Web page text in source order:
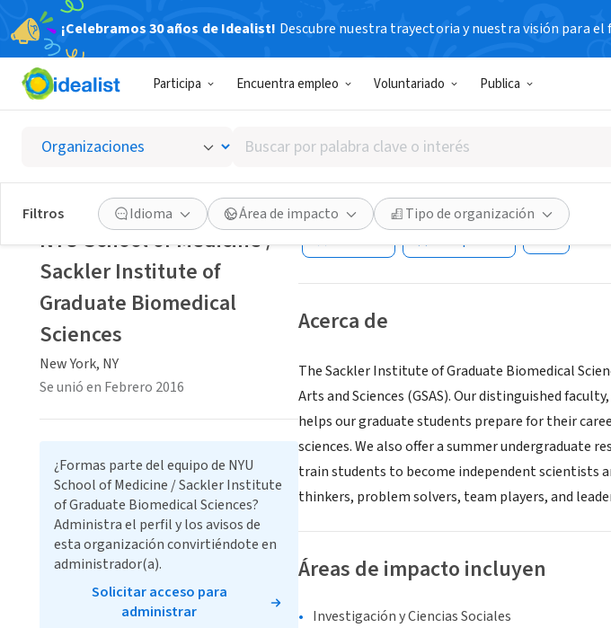
¡Celebramos 30 años de Idealist! Descubre nuestra trayectoria y nuestra visión para el
Participa Encuentra empleo Voluntariado Publica
Buscar
por
palabra
clave
o
interés
Filtros Idioma Área de impacto Tipo de organización
NYU School of
Biomedical Sciences
New York, NY
Guardar Compartir
Acerca de
The Sackler Institute of Graduate Biomedical
Arts and Sciences (GSAS). Our distinguished
helps our graduate students prepare for their
sciences. We also offer a summer undergraduate
train students to become independent scientists
thinkers, problem solvers, team players, and
Áreas de impacto incluyen
Investigación y Ciencias Sociales
NYU School of Medicine /
Sackler Institute of
Graduate Biomedical
Sciences
New York, NY
Se unió en Febrero 2016
¿Formas parte del equipo de NYU
School of Medicine / Sackler Institute
of Graduate Biomedical Sciences?
Administra el perfil y los avisos de
esta organización convirtiéndote en
administrador(a).
Solicitar acceso para
administrar